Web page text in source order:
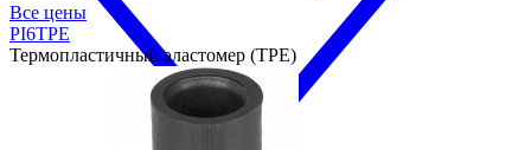
Все цены
PI6TPE
Термопластичный эластомер (TPE)